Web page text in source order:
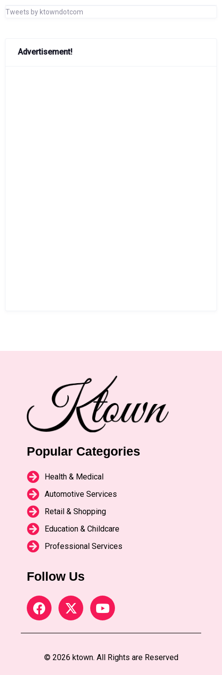
Tweets by ktowndotcom
Advertisement!
Popular Categories
Health & Medical
Automotive Services
Retail & Shopping
Education & Childcare
Professional Services
Follow Us
© 2026 ktown. All Rights are Reserved